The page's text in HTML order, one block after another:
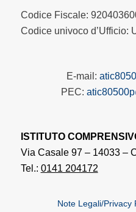
Codice Fiscale:
Codice univoco d’Ufficio:
E-mail:
PEC:
ISTITUTO
Via Casale 97 – 14033 –
Tel.: 0141 204172
Note Legali/Privacy